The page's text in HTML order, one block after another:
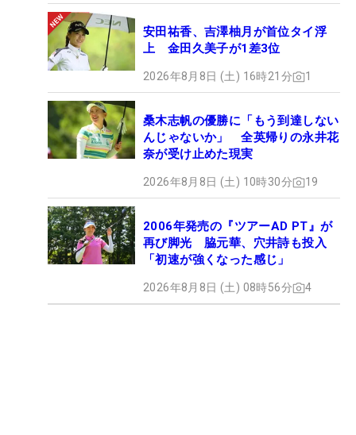
安田祐香、吉澤柚月が首位タイ浮
上 金田久美子が1差3位
2026年8月8日 (土) 16時21分 1
桑木志帆の優勝に「もう到達しない
んじゃないか」 全英帰りの永井花
奈が受け止めた現実
2026年8月8日 (土) 10時30分 19
2006年発売の『ツアーAD PT』が
再び脚光 脇元華、穴井詩も投入
「初速が強くなった感じ」
2026年8月8日 (土) 08時56分 4